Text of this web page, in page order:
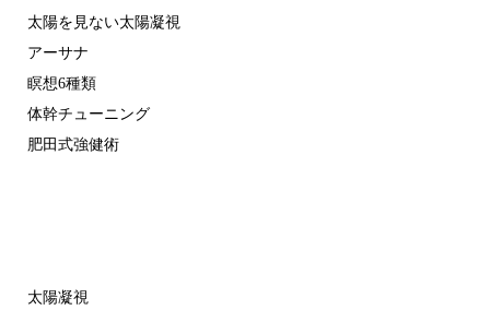
太陽を見ない太陽凝視
アーサナ
瞑想6種類
体幹チューニング
肥田式強健術
太陽凝視